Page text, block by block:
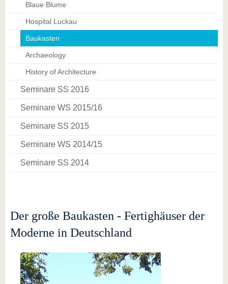
Blaue Blume
Hospital Luckau
Baukasten
Archaeology
History of Architecture
Seminare SS 2016
Seminare WS 2015/16
Seminare SS 2015
Seminare WS 2014/15
Seminare SS 2014
Der große Baukasten - Fertighäuser der
Moderne in Deutschland